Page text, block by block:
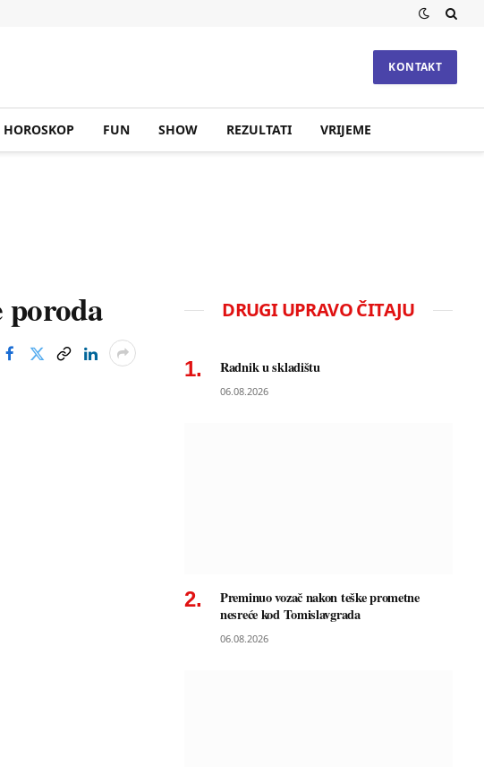
KONTAKT
HOROSKOP FUN SHOW REZULTATI VRIJEME
DRUGI UPRAVO ČITAJU
Radnik u skladištu
06.08.2026
Preminuo vozač nakon teške prometne
nesreće kod Tomislavgrada
06.08.2026